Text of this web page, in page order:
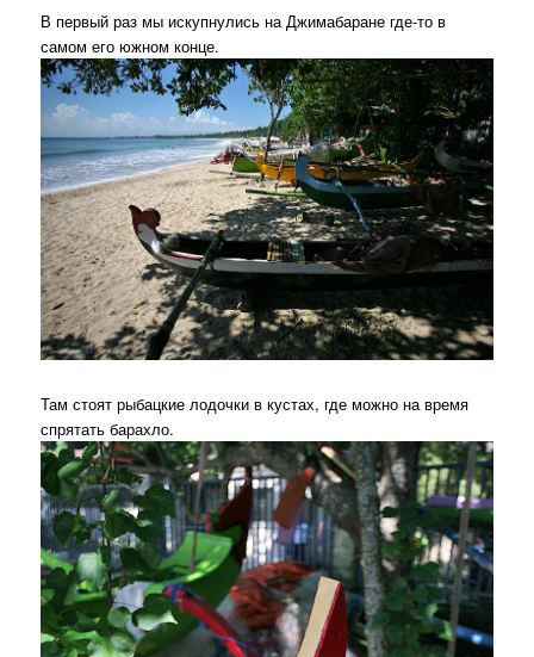
В первый раз мы искупнулись на Джимабаране где-то в
самом его южном конце.
Там стоят рыбацкие лодочки в кустах, где можно на время
спрятать барахло.